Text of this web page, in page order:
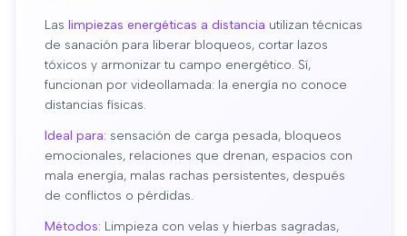
Las limpiezas energéticas a distancia utilizan técnicas
de sanación para liberar bloqueos, cortar lazos
tóxicos y armonizar tu campo energético. Sí,
funcionan por videollamada: la energía no conoce
distancias físicas.
Ideal para: sensación de carga pesada, bloqueos
emocionales, relaciones que drenan, espacios con
mala energía, malas rachas persistentes, después
de conflictos o pérdidas.
Métodos: Limpieza con velas y hierbas sagradas,